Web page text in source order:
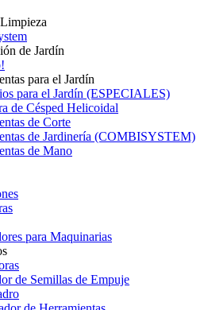
de Jardín
para el Jardín
para el Jardín (ESPECIALES)
de Césped Helicoidal
de Corte
de Jardinería (COMBISYSTEM)
de Mano
para Maquinarias
de Semillas de Empuje